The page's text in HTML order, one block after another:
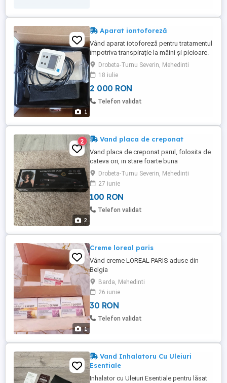
1
Aparat iontoforeză
Vând aparat iotoforeză pentru tratamentul
împotriva transpirație la mâini și picioare.
Drobeta-Turnu Severin, Mehedinti
18 iulie
2 000 RON
Telefon validat
2
2 Vand placa de creponat
Vand placa de creponat parul, folosita de
cateva ori, in stare foarte buna
Drobeta-Turnu Severin, Mehedinti
27 iunie
100 RON
Telefon validat
1
Creme loreal paris
Vând creme LOREAL PARIS aduse din
Belgia
Barda, Mehedinti
26 iunie
30 RON
Telefon validat
Vand Inhalatoru Cu Uleiuri
Esentiale
Inhalator cu Uleiuri Esentiale pentru lăsat